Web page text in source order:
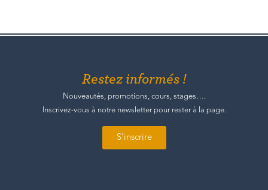
Restez informés !
Nouveautés, promotions, cours, stages….
Inscrivez-vous à notre newsletter pour rester à la page.
S'inscrire